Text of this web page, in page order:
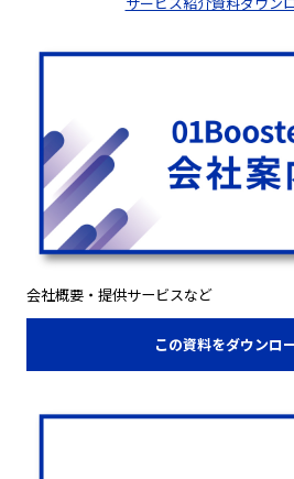
会社概要・提供サービスなど
この資料をダウンロ